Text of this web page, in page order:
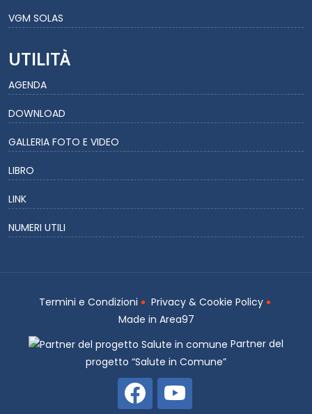
VGM SOLAS
UTILITÀ
AGENDA
DOWNLOAD
GALLERIA FOTO E VIDEO
LIBRO
LINK
NUMERI UTILI
Termini e Condizioni
Privacy & Cookie Policy
Made in Area97
Partner del
progetto “Salute in Comune”